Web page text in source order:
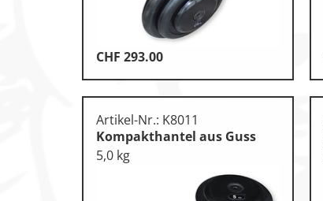
CHF 293.00
Artikel-Nr.: K8011
Kompakthantel aus Guss
5,0 kg